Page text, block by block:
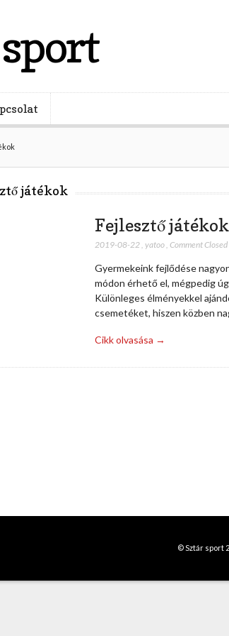
játékok
Fejlesztő
2019-08-22, yatoo, Comment Closed
Gyermekeink fejlődése
módon érhető el, mégpedig
Különleges élményekkel
csemetéket, hiszen közben
Cikk olvasása →
© Sztár sport